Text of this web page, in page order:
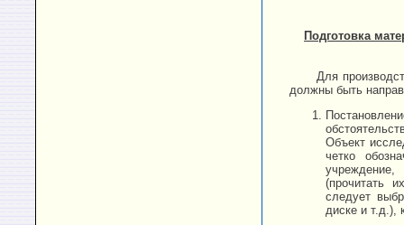
Подготовка
Для
должны быть
Объект
четко
учреждение,
(прочитать
следует
диске и т.д.),